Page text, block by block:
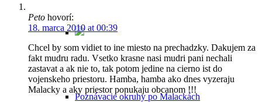
Poznávacie okruhy po Malackách
Peto hovorí:
18. marca 2010 at 00:39
Chcel by som vidiet to ine miesto na prechadzky. Dakujem za
fakt mudru radu. Vsetko krasne nasi mudri pani nechali
zastavat a ak nie to, tak potom jedine na cierno ist do
vojenskeho priestoru. Hamba, hamba ako dnes vyzeraju
Malacky a aky priestor ponukaju obcanom !!!